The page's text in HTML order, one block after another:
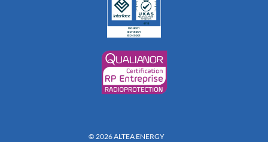
© 2026 ALTEA ENERGY